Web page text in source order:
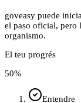
goveasy puede
el paso oficial, pero
organismo.
El teu progrés
50%
Entendre